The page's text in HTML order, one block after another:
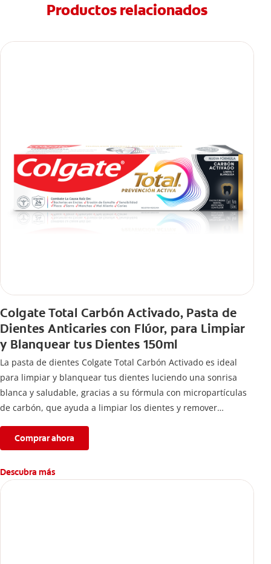
Productos relacionados
Colgate Total Carbón Activado, Pasta de
Dientes Anticaries con Flúor, para Limpiar
y Blanquear tus Dientes 150ml
La pasta de dientes Colgate Total Carbón Activado es ideal
para limpiar y blanquear tus dientes luciendo una sonrisa
blanca y saludable, gracias a su fórmula con micropartículas
de carbón, que ayuda a limpiar los dientes y remover
Comprar ahora
Descubra más